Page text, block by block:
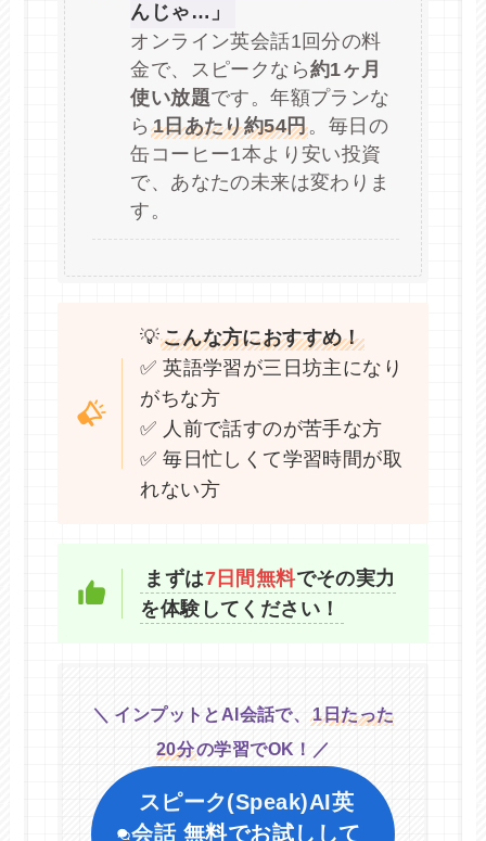
んじゃ…」
オンライン英会話1回分の料
金で、スピークなら約1ヶ月
使い放題です。年額プランな
ら 1日あたり約54円。毎日の
缶コーヒー1本より安い投資
で、あなたの未来は変わりま
す。
💡こんな方におすすめ！
✅ 英語学習が三日坊主になり
がちな方
✅ 人前で話すのが苦手な方
✅ 毎日忙しくて学習時間が取
れない方
まずは7日間無料でその実力
を体験してください！
＼ インプットとAI会話で、
1日たった
20分の学習でOK！／
スピーク(Speak)AI英
会話 無料でお試しして